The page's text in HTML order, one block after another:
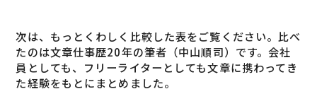
次は、もっとくわしく比較した表をご覧ください。比べ
たのは文章仕事歴20年の筆者（中山順司）です。会社
員としても、フリーライターとしても文章に携わってき
た経験をもとにまとめました。